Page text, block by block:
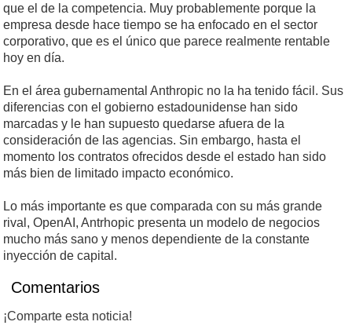
que el de la competencia. Muy probablemente porque la
empresa desde hace tiempo se ha enfocado en el sector
corporativo, que es el único que parece realmente rentable
hoy en día.
En el área gubernamental Anthropic no la ha tenido fácil. Sus
diferencias con el gobierno estadounidense han sido
marcadas y le han supuesto quedarse afuera de la
consideración de las agencias. Sin embargo, hasta el
momento los contratos ofrecidos desde el estado han sido
más bien de limitado impacto económico.
Lo más importante es que comparada con su más grande
rival, OpenAI, Antrhopic presenta un modelo de negocios
mucho más sano y menos dependiente de la constante
inyección de capital.
Comentarios
¡Comparte esta noticia!